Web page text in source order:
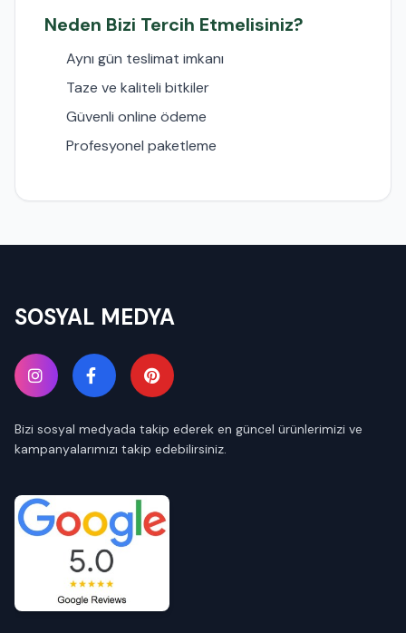
Neden Bizi Tercih Etmelisiniz?
Aynı gün teslimat imkanı
Taze ve kaliteli bitkiler
Güvenli online ödeme
Profesyonel paketleme
SOSYAL MEDYA
Bizi sosyal medyada takip ederek en güncel ürünlerimizi ve
kampanyalarımızı takip edebilirsiniz.